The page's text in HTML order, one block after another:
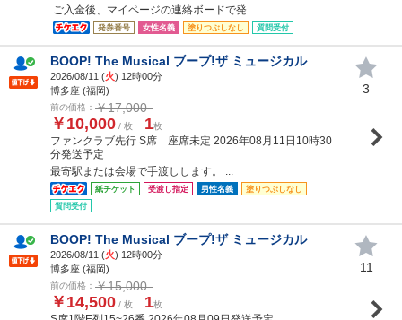
ご入金後、マイページの連絡ボードで発...
発券番号 女性名義 塗りつぶしなし 質問受付
BOOP! The Musical ブープ!ザ ミュージカル
2026/08/11 (火) 12時00分
博多座 (福岡)
前の価格： ￥17,000
￥10,000 / 枚 1枚
ファンクラブ先行 S席 座席未定 2026年08月11日10時30
分発送予定
最寄駅または会場で手渡しします。 ...
紙チケット 受渡し指定 男性名義
塗りつぶしなし
質問受付
3
BOOP! The Musical ブープ!ザ ミュージカル
2026/08/11 (火) 12時00分
博多座 (福岡)
前の価格： ￥15,000
￥14,500 / 枚 1枚
11